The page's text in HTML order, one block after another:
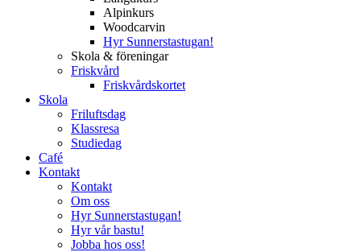
Alpinkurs
Woodcarvin
Hyr Sunnerstastugan!
Skola & föreningar
Friskvård
Friskvårdskortet
Skola
Friluftsdag
Klassresa
Studiedag
Café
Kontakt
Kontakt
Om oss
Hyr Sunnerstastugan!
Hyr vår bastu!
Jobba hos oss!